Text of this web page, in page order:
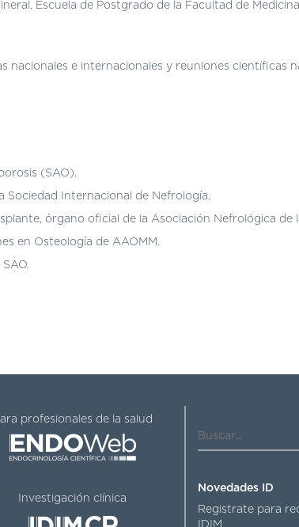
Escuela de Postgrado de la Facultad de
e internacionales y reuniones científicas
(SAO).
Sociedad Internacional de Nefrología.
órgano oficial de la Asociación Nefrológica de
en Osteología de AAOMM.
profesionales de la salud
Investigación clínica
Novedades ID
Registrate para
IDIM